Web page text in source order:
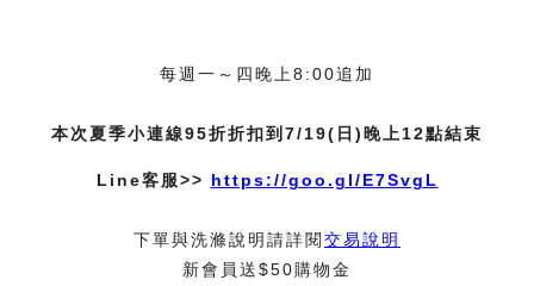
每週一～四晚上8:00追加
本次夏季小連線95折折扣到7/19(日)晚上12點結束
Line客服>> https://goo.gl/E7SvgL
下單與洗滌說明請詳閱交易說明
新會員送$50購物金